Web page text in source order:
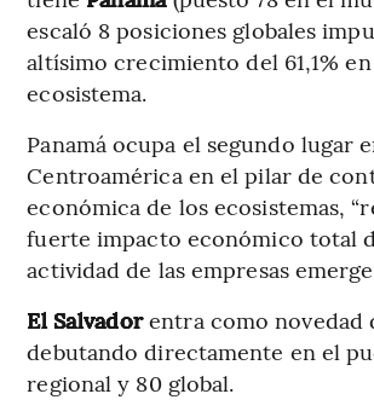
escaló 8 posiciones globales
altísimo crecimiento del 61,1%
ecosistema.
Panamá ocupa el segundo lugar
Centroamérica en el pilar de
económica de los ecosistemas,
fuerte impacto económico total
actividad de las empresas
El Salvadorentra como novedad
debutando directamente en el
regional y 80 global.